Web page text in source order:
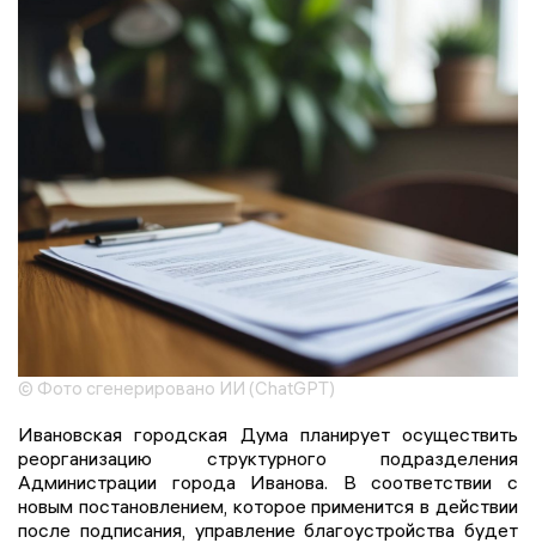
© Фото сгенерировано ИИ (ChatGPT)
Ивановская городская Дума планирует осуществить
реорганизацию структурного подразделения
Администрации города Иванова. В соответствии с
новым постановлением, которое применится в действии
после подписания, управление благоустройства будет